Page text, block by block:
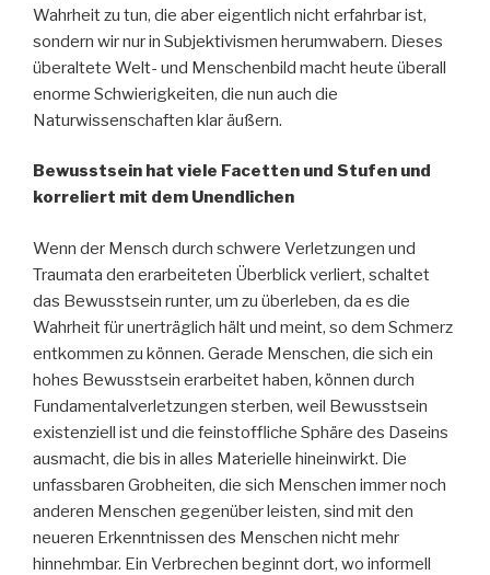
Wahrheit zu tun, die aber eigentlich nicht erfahrbar ist,
sondern wir nur in Subjektivismen herumwabern. Dieses
überaltete Welt- und Menschenbild macht heute überall
enorme Schwierigkeiten, die nun auch die
Naturwissenschaften klar äußern.
Bewusstsein hat viele Facetten und Stufen und
korreliert mit dem Unendlichen
Wenn der Mensch durch schwere Verletzungen und
Traumata den erarbeiteten Überblick verliert, schaltet
das Bewusstsein runter, um zu überleben, da es die
Wahrheit für unerträglich hält und meint, so dem Schmerz
entkommen zu können. Gerade Menschen, die sich ein
hohes Bewusstsein erarbeitet haben, können durch
Fundamentalverletzungen sterben, weil Bewusstsein
existenziell ist und die feinstoffliche Sphäre des Daseins
ausmacht, die bis in alles Materielle hineinwirkt. Die
unfassbaren Grobheiten, die sich Menschen immer noch
anderen Menschen gegenüber leisten, sind mit den
neueren Erkenntnissen des Menschen nicht mehr
hinnehmbar. Ein Verbrechen beginnt dort, wo informell